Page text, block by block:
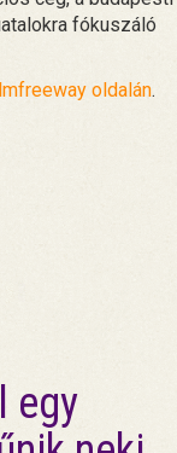
fókuszáló
oldalán.
egy